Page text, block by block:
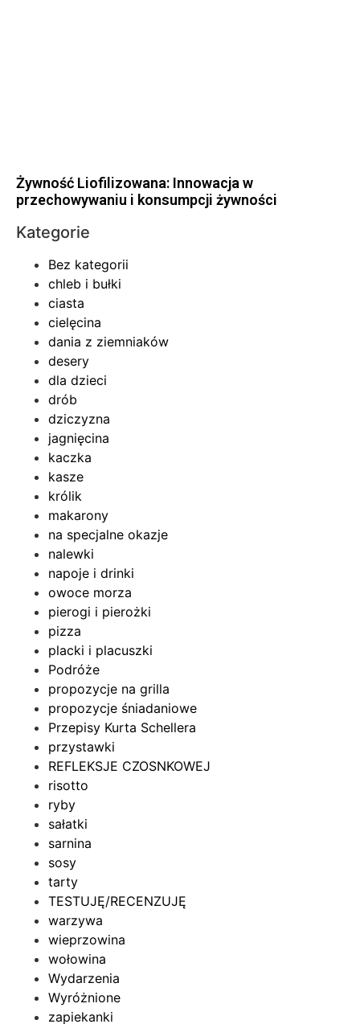
Żywność Liofilizowana: Innowacja w
przechowywaniu i konsumpcji żywności
Kategorie
Bez kategorii
chleb i bułki
ciasta
cielęcina
dania z ziemniaków
desery
dla dzieci
drób
dziczyzna
jagnięcina
kaczka
kasze
królik
makarony
na specjalne okazje
nalewki
napoje i drinki
owoce morza
pierogi i pierożki
pizza
placki i placuszki
Podróże
propozycje na grilla
propozycje śniadaniowe
Przepisy Kurta Schellera
przystawki
REFLEKSJE CZOSNKOWEJ
risotto
ryby
sałatki
sarnina
sosy
tarty
TESTUJĘ/RECENZUJĘ
warzywa
wieprzowina
wołowina
Wydarzenia
Wyróżnione
zapiekanki